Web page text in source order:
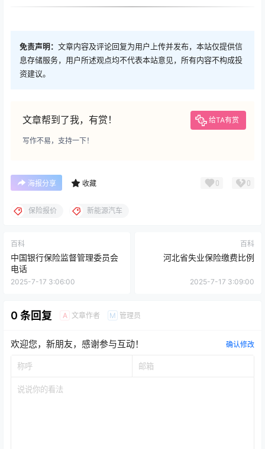
免责声明： 文章内容及评论回复为用户上传并发布，本站仅提供信
息存储服务，用户所述观点均不代表本站意见，所有内容不构成投
资建议。
文章帮到了我，有赏！ 给TA有赏
写作不易，支持一下！
海报分享 收藏 0 0
保险报价 新能源汽车
百科
中国银行保险监督管理委员会
电话
2025-7-17 3:06:00
百科
河北省失业保险缴费比例
2025-7-17 3:09:00
0 条回复 A 文章作者 M 管理员
欢迎您，新朋友，感谢参与互动！ 确认修改